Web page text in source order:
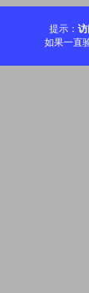
提示：
如果一直